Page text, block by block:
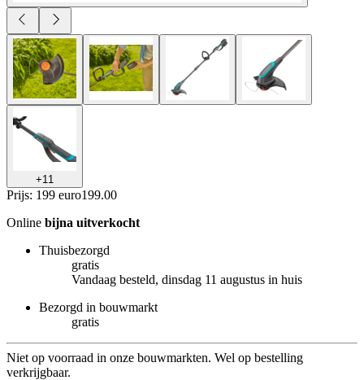
+11
Prijs: 199 euro199.00
Online bijna uitverkocht
Thuisbezorgd
gratis
Vandaag besteld, dinsdag 11 augustus in huis
Bezorgd in bouwmarkt
gratis
Niet op voorraad in onze bouwmarkten. Wel op bestelling
verkrijgbaar.